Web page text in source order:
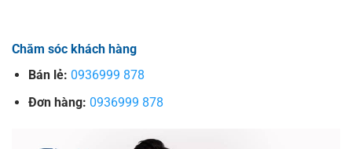
Chăm sóc khách hàng
Bán lẻ: 0936999 878
Đơn hàng: 0936999 878